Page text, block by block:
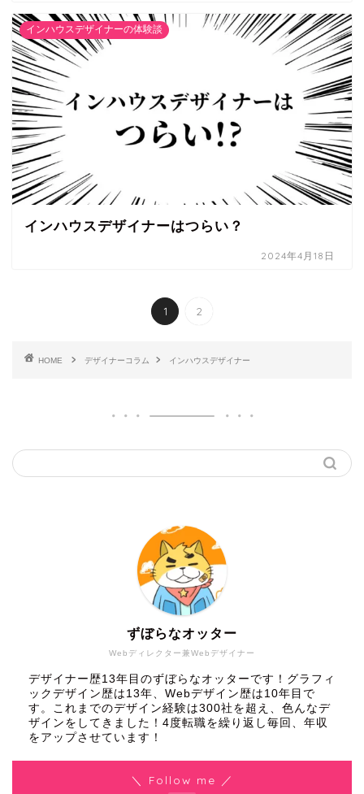
インハウスデザイナーの体験談
インハウスデザイナーはつらい？
2024年4月18日
1 2
HOME デザイナーコラム インハウスデザイナー
Webディレクター兼Webデザイナー
ずぼらなオッター
デザイナー歴13年目のずぼらなオッターです！グラフィ
ックデザイン歴は13年、Webデザイン歴は10年目で
す。これまでのデザイン経験は300社を超え、色んなデ
ザインをしてきました！4度転職を繰り返し毎回、年収
をアップさせています！
＼ Follow me ／